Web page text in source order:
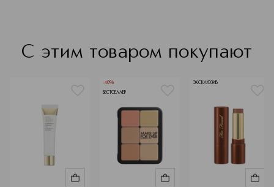
С этим товаром покупают
-40%
БЕСТСЕЛЛЕР
ЭКСКЛЮЗИВ